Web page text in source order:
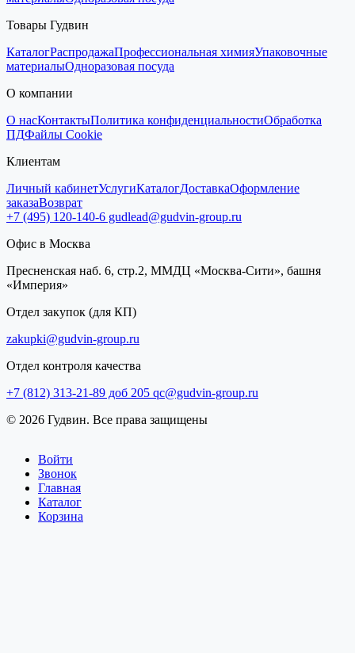
Товары Гудвин
КаталогРаспродажаПрофессиональная химияУпаковочные
материалыОдноразовая посуда
О компании
О насКонтактыПолитика конфиденциальностиОбработка
ПДФайлы Cookie
Клиентам
Личный кабинетУслугиКаталогДоставкаОформление
заказаВозврат
+7 (495) 120-140-6 gudlead@gudvin-group.ru
Офис в Москва
Пресненская наб. 6, стр.2, ММДЦ «Москва-Сити», башня
«Империя»
Отдел закупок (для КП)
zakupki@gudvin-group.ru
Отдел контроля качества
+7 (812) 313-21-89 доб 205 qc@gudvin-group.ru
© 2026 Гудвин. Все права защищены
Войти
Звонок
Главная
Каталог
Корзина